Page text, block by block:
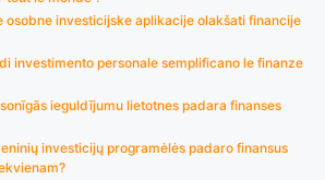
osobne investicijske aplikacije olakšati financije
investimento personale semplificano le finanze
ieguldījumu lietotnes padara finanses
investicijų programėlės padaro finansus